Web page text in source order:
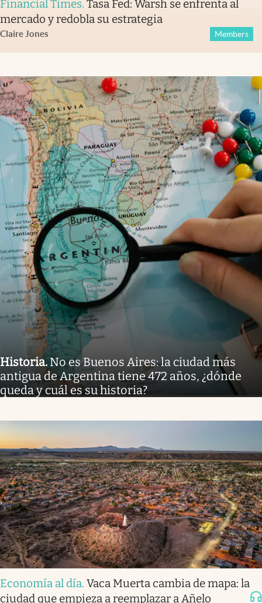
Financial Times. Tasa Fed: Warsh se enfrenta al
mercado y redobla su estrategia
Claire Jones Members
Historia. No es Buenos Aires: la ciudad más
antigua de Argentina tiene 472 años, ¿dónde
queda y cuál es su historia?
Economía al día. Vaca Muerta cambia de mapa: la
ciudad que empieza a reemplazar a Añelo